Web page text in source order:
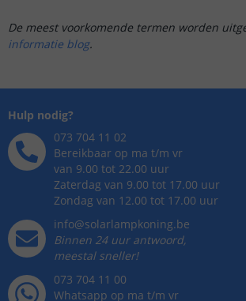
De meest voorkomende termen worden
informatie blog.
Hulp nodig?
073 704 11 02
Bereikbaar op ma t/m vr
van 9.00 tot 22.00 uur
Zaterdag van 9.00 tot 17.00 uur
Zondag van 12.00 tot 17.00 uur
info@solarlampkoning.be
Binnen 24 uur antwoord,
meestal sneller!
073 704 11 00
Whatsapp op ma t/m vr